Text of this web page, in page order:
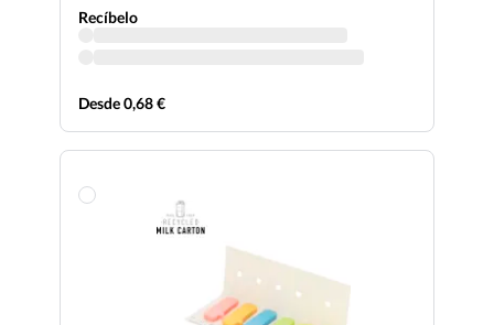
Recíbelo
Desde 0,68 €